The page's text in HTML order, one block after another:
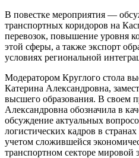
В повестке мероприятия —
транспортных коридоров на
перевозок, повышение уровня
этой сферы, а также экспорт
условиях региональной
Модератором Круглого стола
Катерина Александровна,
высшего образования. В своем
Александровна обозначила в
обсуждение актуальных
логистических кадров в
учетом сложившейся
транспортном секторе мировой